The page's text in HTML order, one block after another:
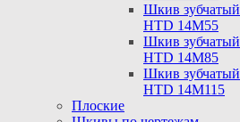
Шкив зубчатый
HTD 14M55
Шкив зубчатый
HTD 14M85
Шкив зубчатый
HTD 14M115
Плоские